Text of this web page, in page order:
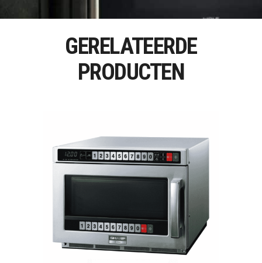
GERELATEERDE
PRODUCTEN